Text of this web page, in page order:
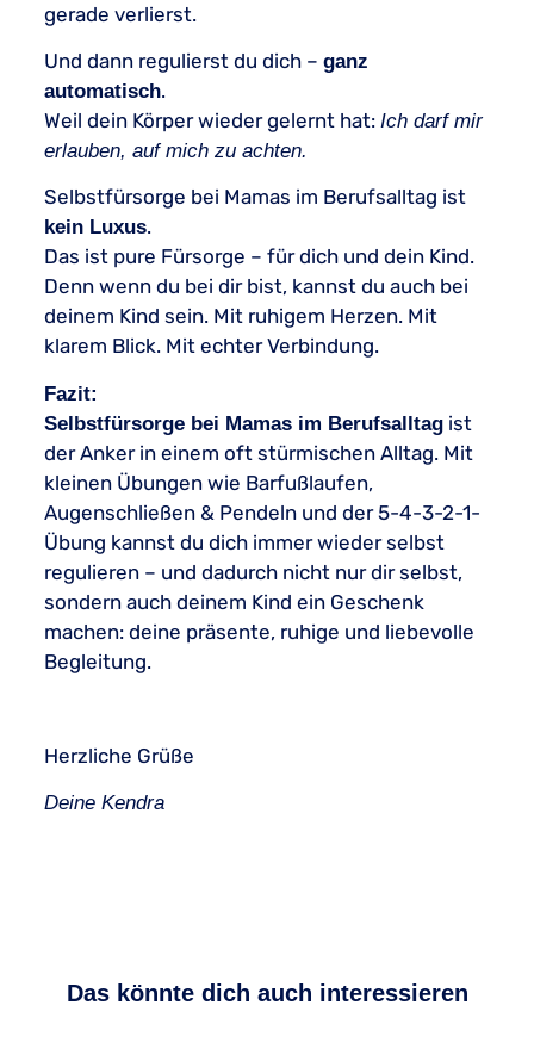
gerade verlierst.
Und dann regulierst du dich – ganz
automatisch.
Weil dein Körper wieder gelernt hat: Ich darf mir
erlauben, auf mich zu achten.
Selbstfürsorge bei Mamas im Berufsalltag ist
kein Luxus.
Das ist pure Fürsorge – für dich und dein Kind.
Denn wenn du bei dir bist, kannst du auch bei
deinem Kind sein. Mit ruhigem Herzen. Mit
klarem Blick. Mit echter Verbindung.
Fazit:
Selbstfürsorge bei Mamas im Berufsalltag ist
der Anker in einem oft stürmischen Alltag. Mit
kleinen Übungen wie Barfußlaufen,
Augenschließen & Pendeln und der 5-4-3-2-1-
Übung kannst du dich immer wieder selbst
regulieren – und dadurch nicht nur dir selbst,
sondern auch deinem Kind ein Geschenk
machen: deine präsente, ruhige und liebevolle
Begleitung.
Herzliche Grüße
Deine Kendra
Das könnte dich auch interessieren